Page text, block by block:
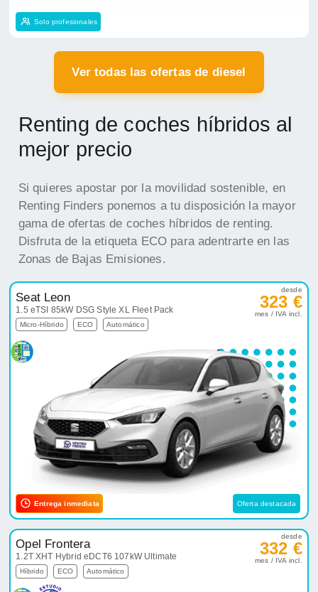
Solo profesionales
Ver todas las ofertas de diesel
Renting de coches híbridos al
mejor precio
Si quieres apostar por la movilidad sostenible, en
Renting Finders ponemos a tu disposición la mayor
gama de ofertas de coches híbridos de renting.
Disfruta de la etiqueta ECO para adentrarte en las
Zonas de Bajas Emisiones.
Seat Leon
1.5 eTSI 85kW DSG Style XL Fleet Pack
Micro-Híbrido ECO Automático
desde
323 €
mes / IVA incl.
Entrega inmediata Oferta destacada
Opel Frontera
1.2T XHT Hybrid eDCT6 107kW Ultimate
Híbrido ECO Automático
desde
332 €
mes / IVA incl.